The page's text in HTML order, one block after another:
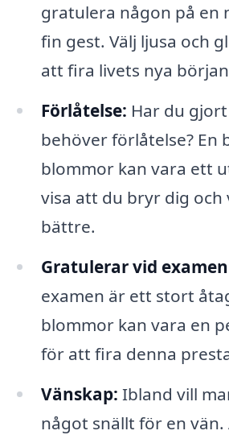
gratulera någon på en
fin gest. Välj ljusa och
att fira livets nya
Förlåtelse: Har du
behöver förlåtelse? En
blommor kan vara ett
visa att du bryr dig och
bättre.
Gratulerar vid
examen är ett stort
blommor kan vara en
för att fira denna
Vänskap: Ibland vill
något snällt för en vän.